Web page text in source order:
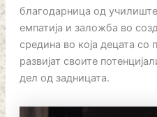
благодарница од
емпатија и заложба во
средина во која децата
развијат своите
дел од задницата.